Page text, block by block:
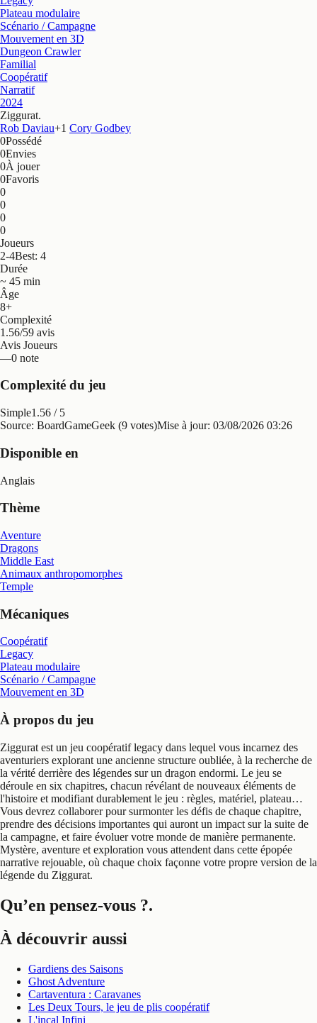
Plateau modulaire
Scénario / Campagne
Mouvement en 3D
Dungeon Crawler
Familial
Coopératif
Narratif
2024
Ziggurat.
Rob Daviau+1 Cory Godbey
0Possédé
0Envies
0À jouer
0Favoris
0
0
0
0
Joueurs
2-4Best: 4
Durée
~ 45 min
Âge
8+
Complexité
1.56/59 avis
Avis Joueurs
—0 note
Complexité du jeu
Simple1.56 / 5
Source: BoardGameGeek (9 votes)Mise à jour: 03/08/2026 03:26
Disponible en
Anglais
Thème
Aventure
Dragons
Middle East
Animaux anthropomorphes
Temple
Mécaniques
Coopératif
Legacy
Plateau modulaire
Scénario / Campagne
Mouvement en 3D
À propos du jeu
Ziggurat est un jeu coopératif legacy dans lequel vous incarnez des
aventuriers explorant une ancienne structure oubliée, à la recherche de
la vérité derrière des légendes sur un dragon endormi. Le jeu se
déroule en six chapitres, chacun révélant de nouveaux éléments de
l'histoire et modifiant durablement le jeu : règles, matériel, plateau…
Vous devrez collaborer pour surmonter les défis de chaque chapitre,
prendre des décisions importantes qui auront un impact sur la suite de
la campagne, et faire évoluer votre monde de manière permanente.
Mystère, aventure et exploration vous attendent dans cette épopée
narrative rejouable, où chaque choix façonne votre propre version de la
légende du Ziggurat.
Qu’en pensez-vous ?.
À découvrir aussi
Gardiens des Saisons
Ghost Adventure
Cartaventura : Caravanes
Les Deux Tours, le jeu de plis coopératif
L'incal Infini